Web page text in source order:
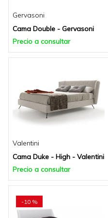
Gervasoni
Cama Double - Gervasoni
Precio a consultar
Valentini
Cama Duke - High - Valentini
Precio a consultar
-10 %